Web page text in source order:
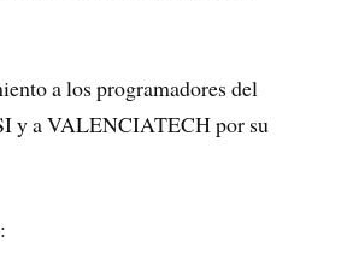
a los programadores del
y a VALENCIATECH por su